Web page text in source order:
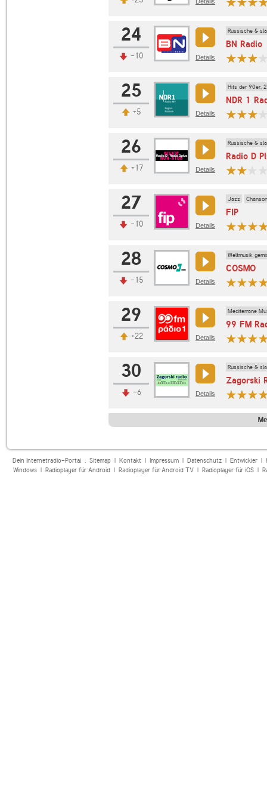
24
-10 Details
Russische &
BN Radio
25
+5 Details
Hits der 90er,
NDR 1
26
+17 Details
Russische &
Radio D
27
-10 Details
Jazz Chanson
FIP
28
-15 Details
Weltmusik
COSMO
29
+22 Details
Mediterrane
99 FM
30
-6 Details
Russische &
Zagorski
Dein Internetradio-Portal : Sitemap| Kontakt| Impressum| Datenschutz| Entwickler|
Windows| Radioplayer für Android| Radioplayer für Android TV| Radioplayer für iOS|